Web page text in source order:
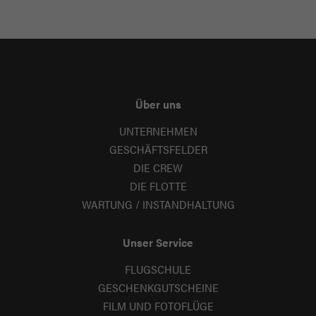
Über uns
UNTERNEHMEN
GESCHÄFTSFELDER
DIE CREW
DIE FLOTTE
WARTUNG / INSTANDHALTUNG
Unser Service
FLUGSCHULE
GESCHENKGUTSCHEINE
FILM UND FOTOFLÜGE